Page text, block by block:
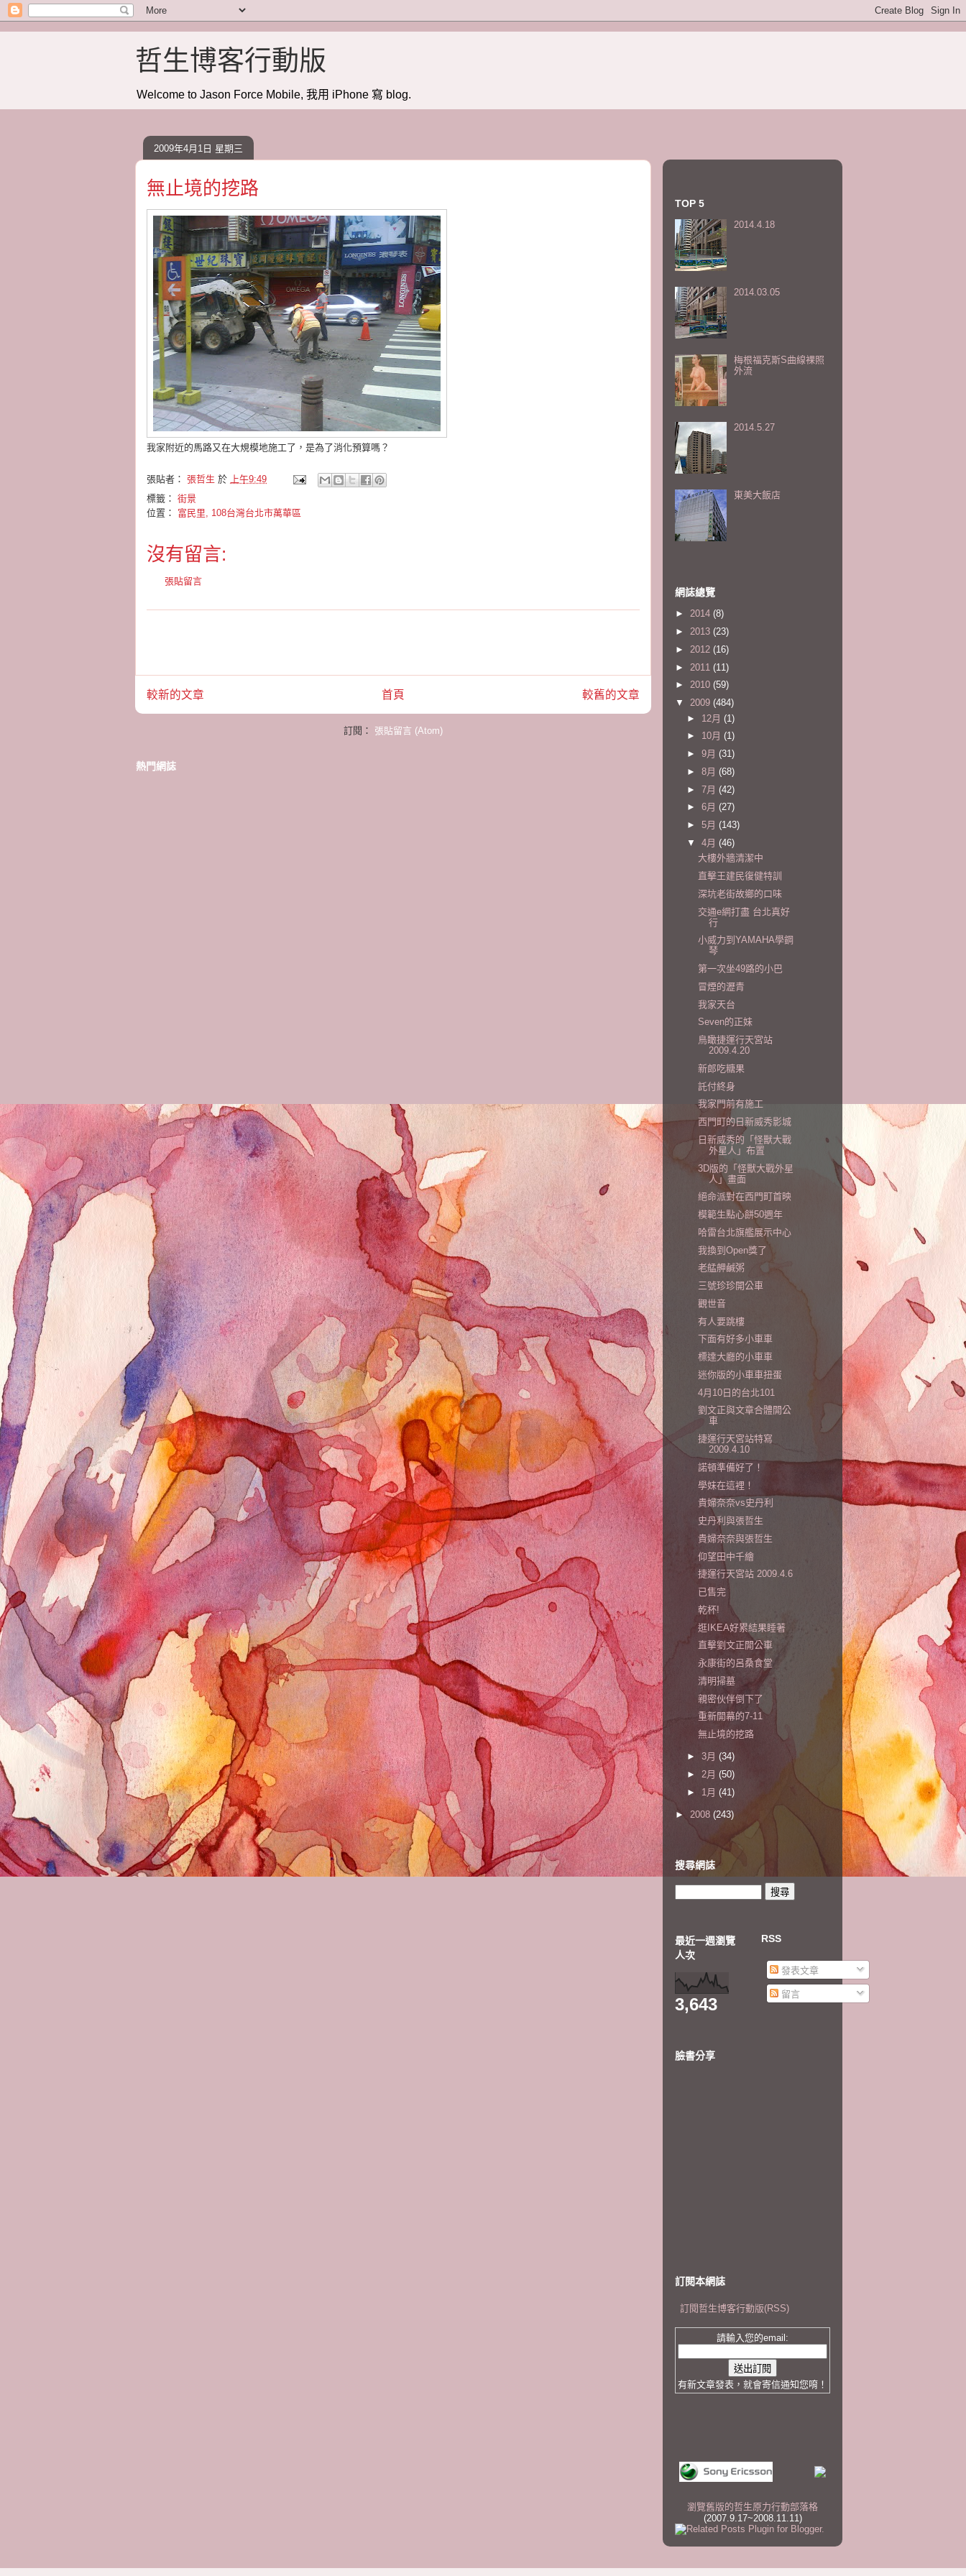
哲生博客行動版
Welcome to Jason Force Mobile, 我用 iPhone 寫 blog.
2009年4月1日 星期三
無止境的挖路
我家附近的馬路又在大規模地施工了，是為了消化預算嗎？
張貼者： 張哲生 於
上午9:49
標籤： 街景
位置： 富民里, 108台灣台北市萬華區
沒有留言:
張貼留言
較新的文章 較舊的文章
首頁
訂閱： 張貼留言 (Atom)
熱門網誌
TOP 5
2014.4.18
2014.03.05
梅根福克斯S曲線裸照
外流
2014.5.27
東美大飯店
網誌總覽
► 2014 (8)
► 2013 (23)
► 2012 (16)
► 2011 (11)
► 2010 (59)
▼ 2009 (484)
► 12月 (1)
► 10月 (1)
► 9月 (31)
► 8月 (68)
► 7月 (42)
► 6月 (27)
► 5月 (143)
▼ 4月 (46)
大樓外牆清潔中
直擊王建民復健特訓
深坑老街故鄉的口味
交通e網打盡 台北真好
行
小威力到YAMAHA學鋼
琴
第一次坐49路的小巴
冒煙的瀝青
我家天台
Seven的正妹
鳥瞰捷運行天宮站
2009.4.20
新郎吃糖果
託付終身
我家門前有施工
西門町的日新威秀影城
日新威秀的「怪獸大戰
外星人」布置
3D版的「怪獸大戰外星
人」畫面
絕命派對在西門町首映
模範生點心餅50週年
哈雷台北旗艦展示中心
我換到Open獎了
老艋舺鹹粥
三號珍珍開公車
觀世音
有人要跳樓
下面有好多小車車
標達大廳的小車車
迷你版的小車車扭蛋
4月10日的台北101
劉文正與文章合體開公
車
捷運行天宮站特寫
2009.4.10
諾頓準備好了！
學妹在這裡！
貴婦奈奈vs史丹利
史丹利與張哲生
貴婦奈奈與張哲生
仰望田中千繪
捷運行天宮站 2009.4.6
已售完
乾杯!
逛IKEA好累結果睡著
直擊劉文正開公車
永康街的呂桑食堂
清明掃墓
親密伙伴倒下了
重新開幕的7-11
無止境的挖路
► 3月 (34)
► 2月 (50)
► 1月 (41)
► 2008 (243)
搜尋網誌
最近一週瀏覽
人次
3,643
RSS
發表文章
留言
臉書分享
訂閱本網誌
訂閱哲生博客行動版(RSS)
請輸入您的email:
有新文章發表，就會寄信通知您唷！
瀏覽舊版的哲生原力行動部落格
(2007.9.17~2008.11.11)